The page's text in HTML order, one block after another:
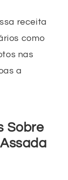
receita
como
nas
a
Sobre